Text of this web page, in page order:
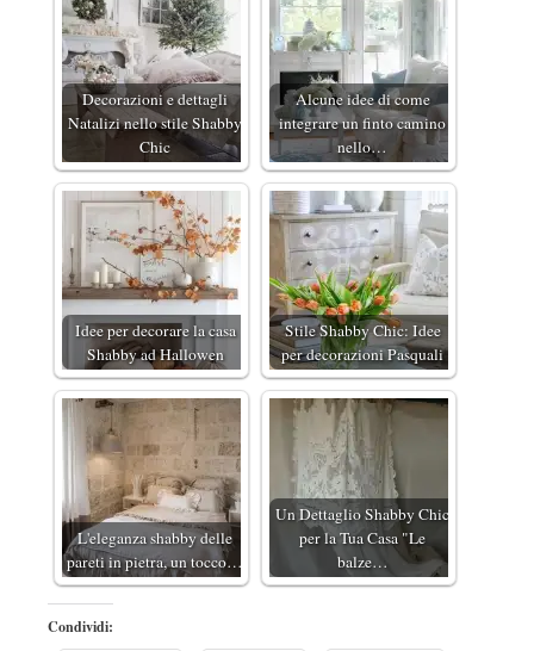
Decorazioni e dettagli
Natalizi nello stile Shabby
Chic
Alcune idee di come
integrare un finto camino
nello…
Idee per decorare la casa
Shabby ad Hallowen
Stile Shabby Chic: Idee
per decorazioni Pasquali
L'eleganza shabby delle
pareti in pietra, un tocco…
Un Dettaglio Shabby Chic
per la Tua Casa "Le
balze…
Condividi: